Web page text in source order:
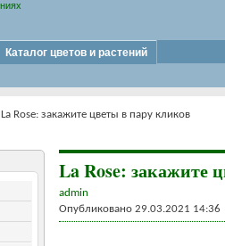
Каталог цветов и растений
La Rose: закажите цветы в пару кликов
La Rose: закажите
admin
Опубликовано 29.03.2021 14:36